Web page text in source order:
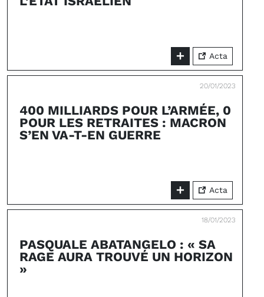
Acta
20/01/2023
400 MILLIARDS POUR L’ARMÉE, 0
POUR LES RETRAITES : MACRON
S’EN VA-T-EN GUERRE
Acta
18/01/2023
PASQUALE ABATANGELO : « SA
RAGE AURA TROUVÉ UN HORIZON
»